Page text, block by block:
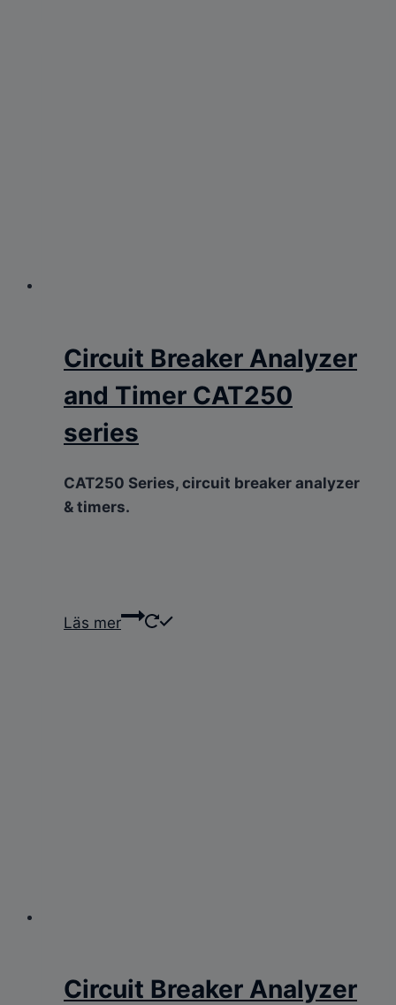
Circuit Breaker Analyzer
and Timer CAT250
series
CAT250 Series, circuit breaker analyzer
& timers.
Läs mer
Circuit Breaker Analyzer